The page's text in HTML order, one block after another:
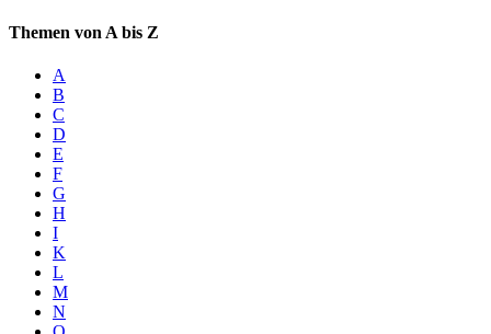
Themen von A bis Z
A
B
C
D
E
F
G
H
I
K
L
M
N